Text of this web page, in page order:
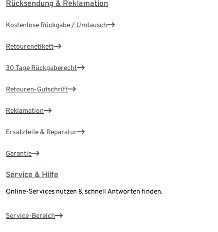
Rücksendung & Reklamation
Kostenlose Rückgabe / Umtausch
Retourenetikett
30 Tage Rückgaberecht
Retouren-Gutschrift
Reklamation
Ersatzteile & Reparatur
Garantie
Service & Hilfe
Online-Services nutzen & schnell Antworten finden.
Service-Bereich